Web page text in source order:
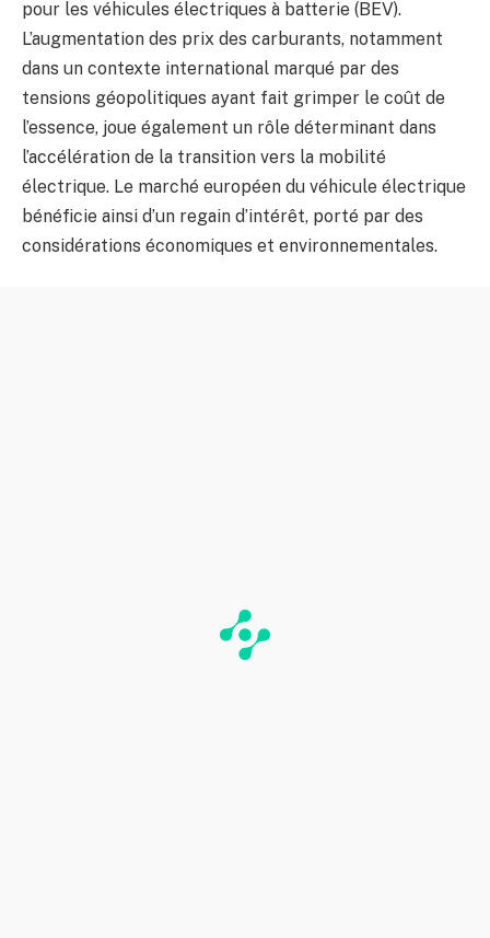
pour les véhicules électriques à batterie (BEV).
L’augmentation des prix des carburants, notamment
dans un contexte international marqué par des
tensions géopolitiques ayant fait grimper le coût de
l’essence, joue également un rôle déterminant dans
l’accélération de la transition vers la mobilité
électrique. Le marché européen du véhicule électrique
bénéficie ainsi d’un regain d’intérêt, porté par des
considérations économiques et environnementales.